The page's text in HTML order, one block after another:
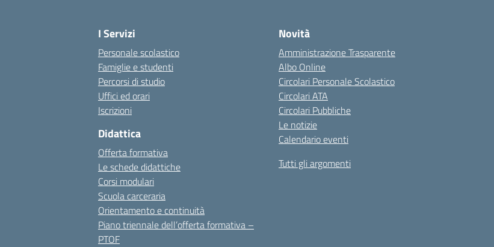
I Servizi
Personale scolastico
Famiglie e studenti
Percorsi di studio
Uffici ed orari
Iscrizioni
Didattica
Offerta formativa
Le schede didattiche
Corsi modulari
Scuola carceraria
Orientamento e continuità
Piano triennale dell’offerta formativa –
PTOF
Novità
Amministrazione Trasparente
Albo Online
Circolari Personale Scolastico
Circolari ATA
Circolari Pubbliche
Le notizie
Calendario eventi
Tutti gli argomenti